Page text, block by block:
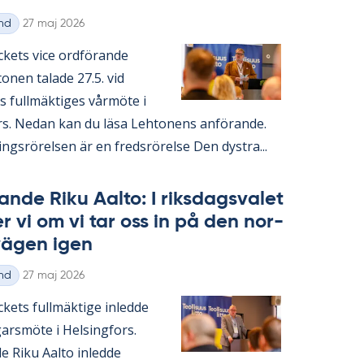
Skriven
27 maj 2026
vice ord­fö­ran­de
ta­la­de 27.5. vid
full­mäk­ti­ges vår­möte i
Ne­dan kan du läsa Lehto­nens an­fö­ran­de.
är en freds­rö­rel­se Den dyst­ra...
Riku Aal­to: I riks­dags­va­let
vi om vi tar oss in på den nor­
igen
Skriven
27 maj 2026
full­mäk­ti­ge in­led­de
i Helsing­fors.
Riku Aal­to in­led­de